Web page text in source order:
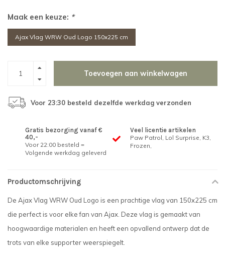
Maak een keuze: *
Ajax Vlag WRW Oud Logo 150x225 cm
Toevoegen aan winkelwagen
Voor 23:30 besteld dezelfde werkdag verzonden
Gratis bezorging vanaf €
40,-
Voor 22:00 besteld =
Volgende werkdag geleverd
Veel licentie artikelen
Paw Patrol, Lol Surprise, K3,
Frozen,
Productomschrijving
De Ajax Vlag WRW Oud Logo is een prachtige vlag van 150x225 cm
die perfect is voor elke fan van Ajax. Deze vlag is gemaakt van
hoogwaardige materialen en heeft een opvallend ontwerp dat de
trots van elke supporter weerspiegelt.